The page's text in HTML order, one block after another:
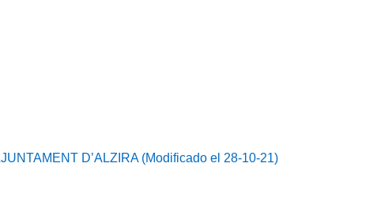
D’ALZIRA (Modificado el 28-10-21)